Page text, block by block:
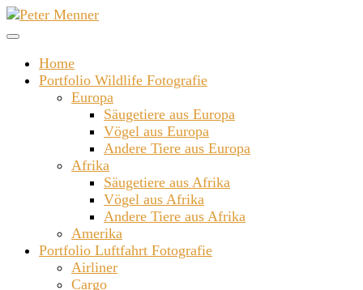
Zum
Inhalt
Home
Portfolio Wildlife Fotografie
Europa
Säugetiere aus Europa
Vögel aus Europa
Andere Tiere aus Europa
Afrika
Säugetiere aus Afrika
Vögel aus Afrika
Andere Tiere aus Afrika
Amerika
Portfolio Luftfahrt Fotografie
Airliner
Cargo